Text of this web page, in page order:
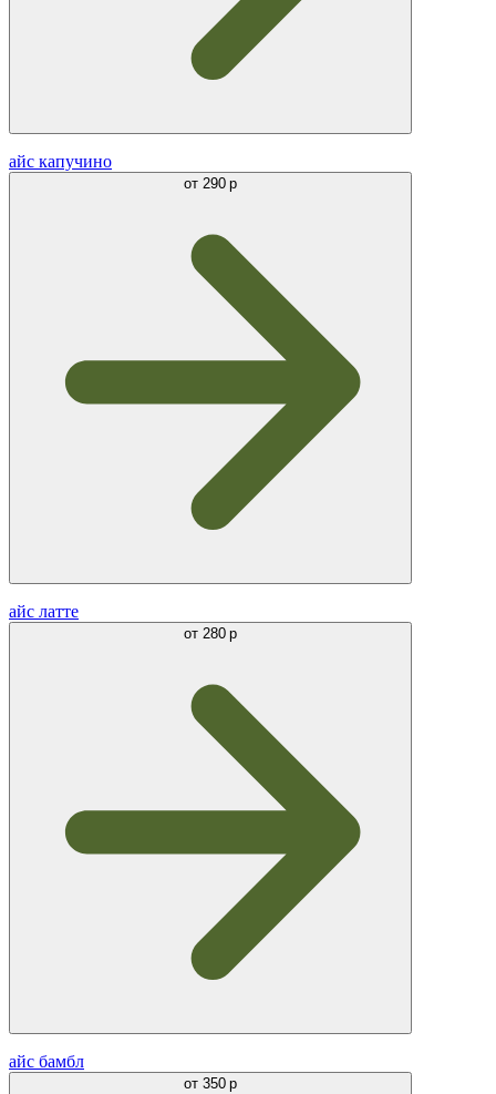
айс капучино
от 290 р
айс латте
от 280 р
айс бамбл
от 350 р